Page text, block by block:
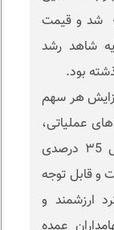
شد و قیمت
شاهد رشد
هر سهم
درآمدهای عملیاتی،
رشد٣٧ درصدی سایر درآمدها و کاهش ٣5 درصدی
و قابل توجه
ارزشمند و